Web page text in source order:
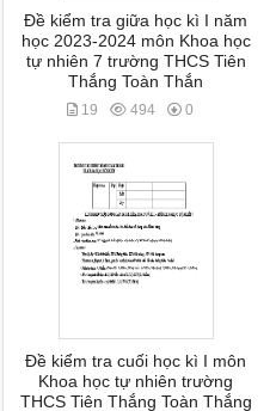
Đề kiểm tra giữa học kì I năm
học 2023-2024 môn Khoa học
tự nhiên 7 trường THCS Tiên
Thắng Toàn Thắn
19 494 0
Đề kiểm tra cuối học kì I môn
Khoa học tự nhiên trường
THCS Tiên Thắng Toàn Thắng